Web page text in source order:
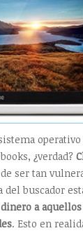
operativo
¿verdad?
ser tan
del buscador
a
. Esto en